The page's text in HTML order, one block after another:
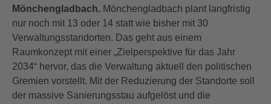
Mönchengladbach. Mönchengladbach plant langfristig
nur noch mit 13 oder 14 statt wie bisher mit 30
Verwaltungsstandorten. Das geht aus einem
Raumkonzept mit einer „Zielperspektive für das Jahr
2034“ hervor, das die Verwaltung aktuell den politischen
Gremien vorstellt. Mit der Reduzierung der Standorte soll
der massive Sanierungsstau aufgelöst und die